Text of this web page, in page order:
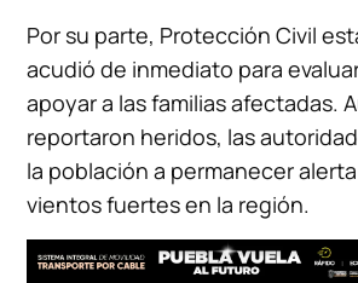
Por su parte, Protección Civil
acudió de inmediato para
apoyar a las familias afectadas.
reportaron heridos, las
la población a permanecer
vientos fuertes en la región.